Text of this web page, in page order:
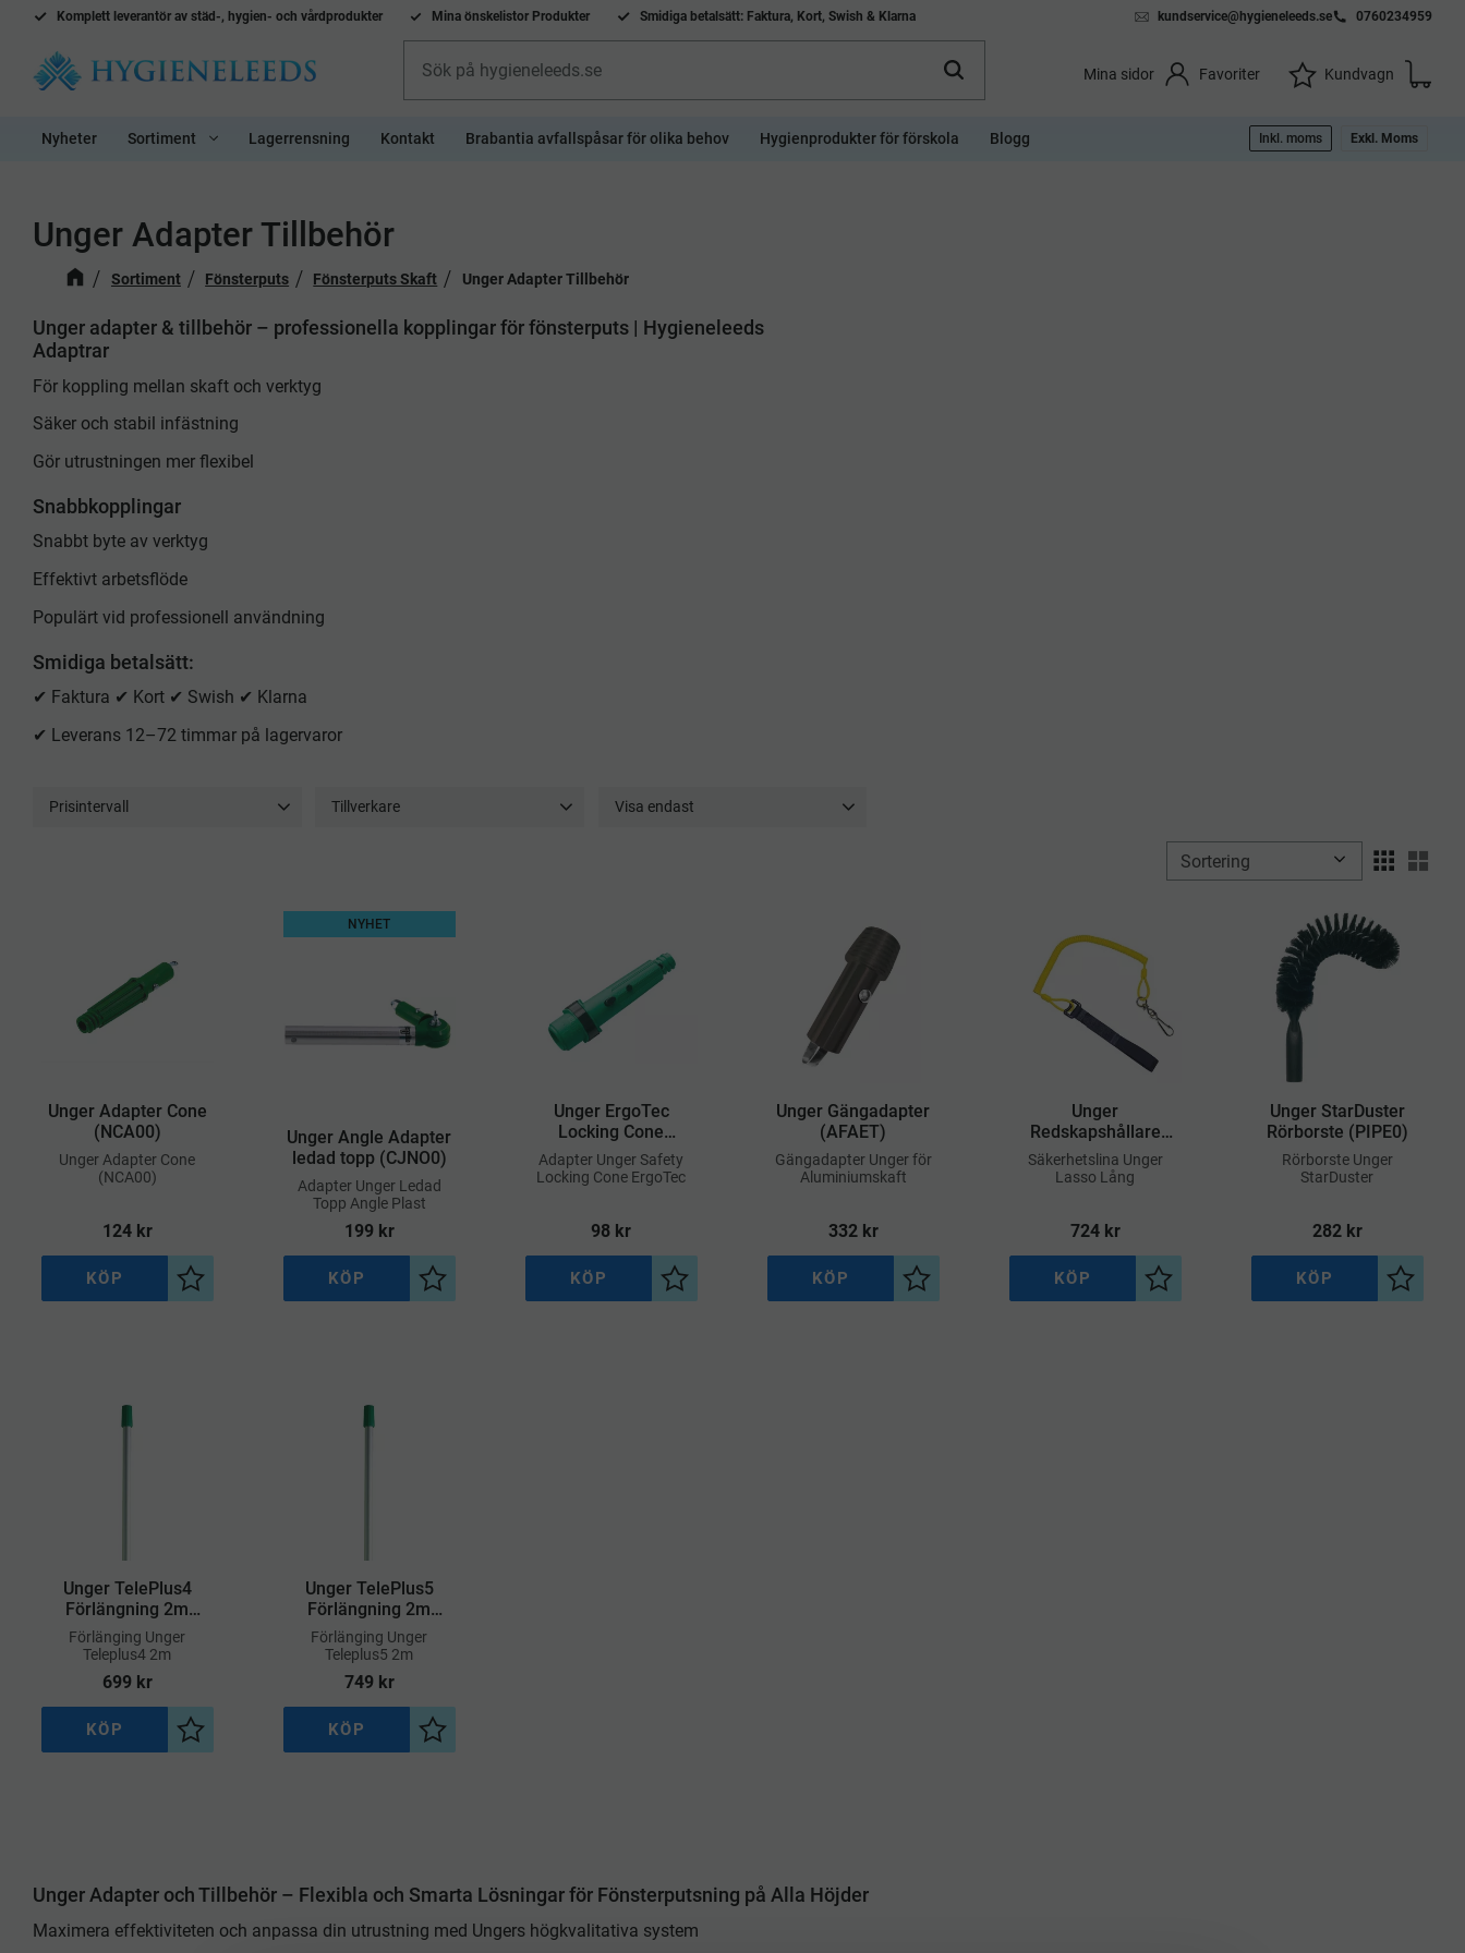
Komplett leverantör av städ-, hygien- och vårdprodukter Mina önskelistor Produkter Smidiga betalsätt: Faktura, Kort, Swish & Klarna kundservice@hygieneleeds.se 0760234959
Mina sidor Favoriter Kundvagn
Önskelista
Nyheter Sortiment Lagerrensning Kontakt Brabantia avfallspåsar för olika behov Hygienprodukter för förskola Blogg Inkl. moms Exkl. Moms
Unger Adapter Tillbehör
Sortiment Fönsterputs Fönsterputs Skaft Unger Adapter Tillbehör
Unger adapter & tillbehör – professionella kopplingar för fönsterputs | Hygieneleeds
Adaptrar
För koppling mellan skaft och verktyg
Säker och stabil infästning
Gör utrustningen mer flexibel
Snabbkopplingar
Snabbt byte av verktyg
Effektivt arbetsflöde
Populärt vid professionell användning
Smidiga betalsätt:
✔ Faktura ✔ Kort ✔ Swish ✔ Klarna
✔ Leverans 12–72 timmar på lagervaror
Prisintervall Tillverkare Visa endast
Unger Adapter Cone
(NCA00)
​Unger Adapter Cone
(NCA00)
124kr
Lägg till i önskelista
KÖP
Unger Angle Adapter
ledad topp (CJNO0)
​Adapter Unger Ledad
Topp Angle Plast
199kr
NYHET
Lägg till i önskelista
KÖP
Unger ErgoTec
Locking Cone
(NCAN0)
​Adapter Unger Safety
Locking Cone ErgoTec
98 kr
Lägg till i önskelista
KÖP
Unger Gängadapter
(AFAET)
​Gängadapter Unger för
Aluminiumskaft
332kr
Lägg till i önskelista
KÖP
Unger
Redskapshållare
(PBR00)
​Säkerhetslina Unger
Lasso Lång
724kr
Lägg till i önskelista
KÖP
Unger StarDuster
Rörborste (PIPE0)
​Rörborste Unger
StarDuster
282kr
Lägg till
KÖP
Unger TelePlus4
Förlängning 2m
(T4200)
​Förlänging Unger
Teleplus4 2m
699kr
Lägg till i önskelista
KÖP
Unger TelePlus5
Förlängning 2m
(T5200)
​Förlänging Unger
Teleplus5 2m
749kr
Lägg till i önskelista
KÖP
Unger Adapter och Tillbehör – Flexibla och Smarta Lösningar för Fönsterputsning på Alla Höjder
Maximera effektiviteten och anpassa din utrustning med Ungers högkvalitativa system